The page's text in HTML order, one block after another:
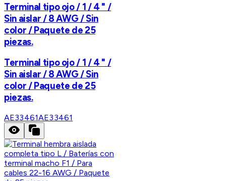
Terminal tipo ojo / 1 / 4 " /
Sin aislar / 8 AWG / Sin
color / Paquete de 25
piezas.
Terminal tipo ojo / 1 / 4 " /
Sin aislar / 8 AWG / Sin
color / Paquete de 25
piezas.
AE33461AE33461